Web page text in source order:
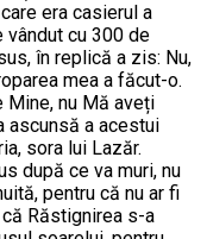
era casierul a
cu 300 de
în replică a zis: Nu,
mea a făcut-o.
Mine, nu Mă aveți
ascunsă a acestui
sora lui Lazăr.
după ce va muri, nu
pentru că nu ar fi
Răstignirea s-a